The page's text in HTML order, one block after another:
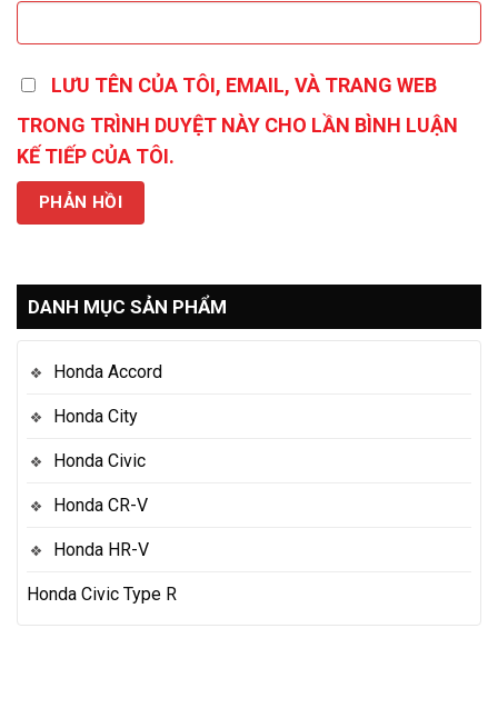
DANH MỤC SẢN PHẨM
Honda Accord
Honda City
Honda Civic
Honda CR-V
Honda HR-V
Honda Civic Type R
LƯU TÊN CỦA TÔI, EMAIL, VÀ TRANG WEB
TRONG TRÌNH DUYỆT NÀY CHO LẦN BÌNH LUẬN
KẾ TIẾP CỦA TÔI.